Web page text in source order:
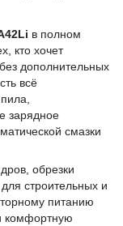
в полном
кто хочет
дополнительных
всё
зарядное
смазки
обрезки
строительных и
питанию
комфортную